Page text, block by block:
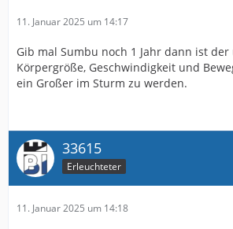
11. Januar 2025 um 14:17
Gib mal Sumbu noch 1 Jahr dann ist
Körpergröße, Geschwindigkeit und
ein Großer im Sturm zu werden.
33615
Erleuchteter
11. Januar 2025 um 14:18